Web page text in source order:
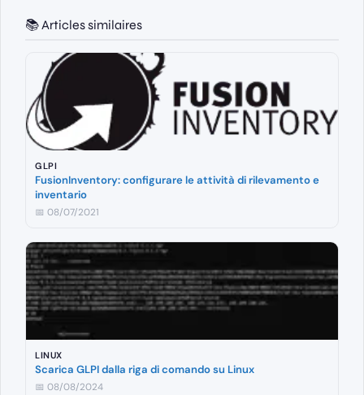
📚 Articles similaires
GLPI
FusionInventory: configurare le attività di rilevamento e
inventario
📅 08/07/2021
LINUX
Scarica GLPI dalla riga di comando su Linux
📅 08/08/2024